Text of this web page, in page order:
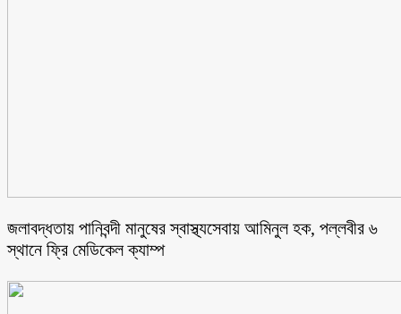
জলাবদ্ধতায় পানিবন্দী মানুষের স্বাস্থ্যসেবায় আমিনুল হক, পল্লবীর ৬
স্থানে ফ্রি মেডিকেল ক্যাম্প